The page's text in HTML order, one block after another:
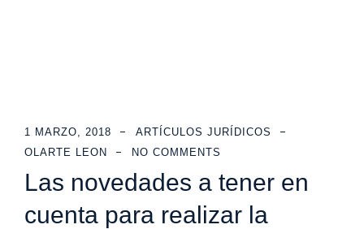
1 MARZO, 2018
ARTÍCULOS JURÍDICOS
OLARTE LEON
NO COMMENTS
Las novedades a tener en
cuenta para realizar la